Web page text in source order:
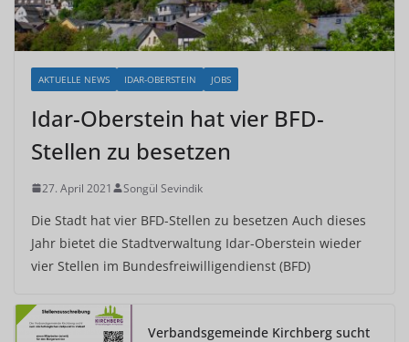
AKTUELLE NEWS IDAR-OBERSTEIN JOBS
Idar-Oberstein hat vier BFD-
Stellen zu besetzen
27. April 2021 Songül Sevindik
Die Stadt hat vier BFD-Stellen zu besetzen Auch dieses
Jahr bietet die Stadtverwaltung Idar-Oberstein wieder
vier Stellen im Bundesfreiwilligendienst (BFD)
Verbandsgemeinde Kirchberg sucht